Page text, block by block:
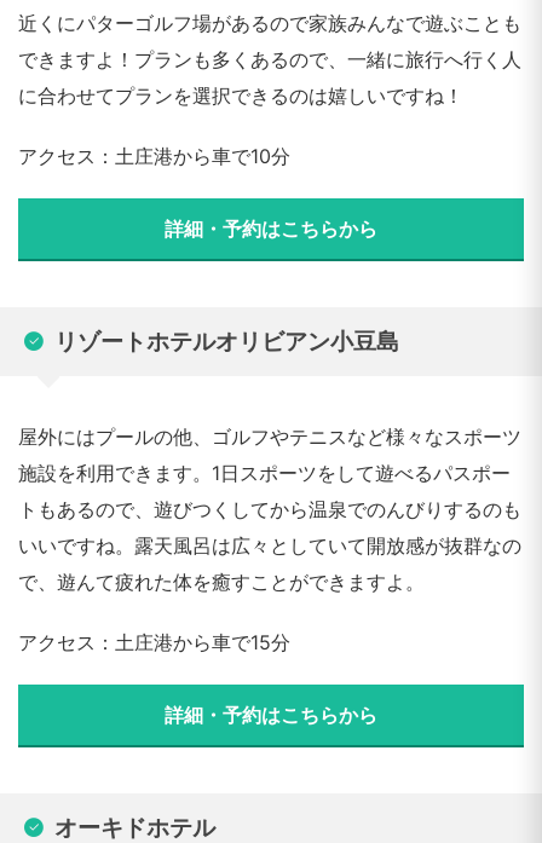
近くにパターゴルフ場があるので家族みんなで遊ぶことも
できますよ！プランも多くあるので、一緒に旅行へ行く人
に合わせてプランを選択できるのは嬉しいですね！
アクセス：土庄港から車で10分
詳細・予約はこちらから
リゾートホテルオリビアン小豆島
屋外にはプールの他、ゴルフやテニスなど様々なスポーツ
施設を利用できます。1日スポーツをして遊べるパスポー
トもあるので、遊びつくしてから温泉でのんびりするのも
いいですね。露天風呂は広々としていて開放感が抜群なの
で、遊んて疲れた体を癒すことができますよ。
アクセス：土庄港から車で15分
詳細・予約はこちらから
オーキドホテル